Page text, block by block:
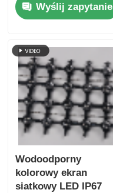
zewnętrzny do
kreatywnych
krajobrazu
miejskiego
Wyślij zapytanie
Wodoodporny
kolorowy ekran
siatkowy LED IP67